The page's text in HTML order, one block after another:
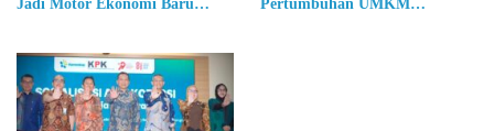
Jadi Motor Ekonomi Baru
Pertumbuhan UMKM